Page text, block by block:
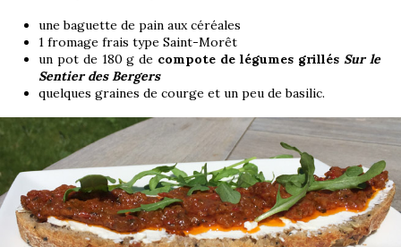
une baguette de pain aux céréales
1 fromage frais type Saint-Morêt
un pot de 180 g de compote de légumes grillés Sur le
Sentier des Bergers
quelques graines de courge et un peu de basilic.